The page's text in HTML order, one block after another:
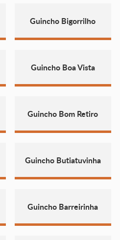
Guincho Bigorrilho
Guincho Boa Vista
Guincho Bom Retiro
Guincho Butiatuvinha
Guincho Barreirinha